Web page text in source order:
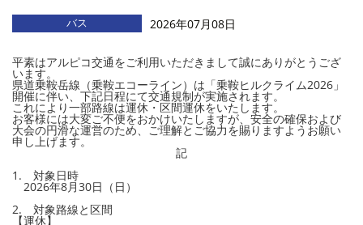
バス 2026年07月08日
平素はアルピコ交通をご利用いただきまして誠にありがとうござ
います。
県道乗鞍岳線（乗鞍エコーライン）は「乗鞍ヒルクライム2026」
開催に伴い、下記日程にて交通規制が実施されます。
これにより一部路線は運休・区間運休をいたします。
お客様には大変ご不便をおかけいたしますが、安全の確保および
大会の円滑な運営のため、ご理解とご協力を賜りますようお願い
申し上げます。
記
1. 対象日時
2026年8月30日（日）
2. 対象路線と区間
【運休】